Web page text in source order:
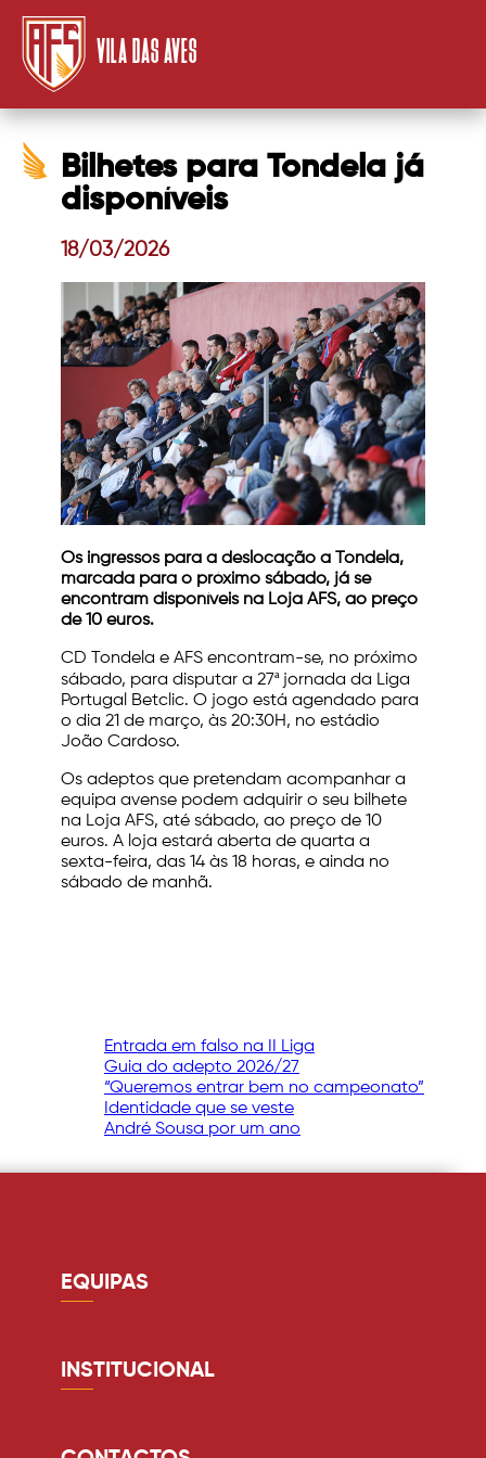
VILA DAS AVES
Bilhetes para Tondela já
disponíveis
18/03/2026
Os ingressos para a deslocação a Tondela,
marcada para o próximo sábado, já se
encontram disponíveis na Loja AFS, ao preço
de 10 euros.
CD Tondela e AFS encontram-se, no próximo
sábado, para disputar a 27ª jornada da Liga
Portugal Betclic. O jogo está agendado para
o dia 21 de março, às 20:30H, no estádio
João Cardoso.
Os adeptos que pretendam acompanhar a
equipa avense podem adquirir o seu bilhete
na Loja AFS, até sábado, ao preço de 10
euros. A loja estará aberta de quarta a
sexta-feira, das 14 às 18 horas, e ainda no
sábado de manhã.
Entrada em falso na II Liga
Guia do adepto 2026/27
“Queremos entrar bem no campeonato”
Identidade que se veste
André Sousa por um ano
EQUIPAS
Defesa
INSTITUCIONAL
Estádio